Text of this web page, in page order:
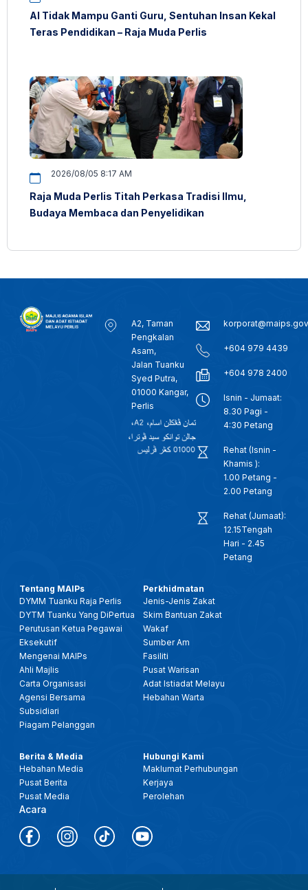
AI Tidak Mampu Ganti Guru, Sentuhan Insan Kekal
Teras Pendidikan – Raja Muda Perlis
2026/08/05 8:17 AM
Raja Muda Perlis Titah Perkasa Tradisi Ilmu,
Budaya Membaca dan Penyelidikan
A2, Taman
Pengkalan
Asam,
Jalan Tuanku
Syed Putra,
01000 Kangar,
Perlis
+604 979 4439
+604 978 2400
Isnin - Jumaat:
8.30 Pagi -
4:30 Petang
Rehat (Isnin -
Khamis ):
1.00 Petang -
2.00 Petang
Rehat (Jumaat):
12.15Tengah
Hari - 2.45
Petang
Tentang MAIPs
DYMM Tuanku Raja Perlis
DYTM Tuanku Yang DiPertua
Perutusan Ketua Pegawai
Eksekutif
Mengenai MAIPs
Ahli Majlis
Carta Organisasi
Agensi Bersama
Subsidiari
Piagam Pelanggan
Perkhidmatan
Jenis-Jenis Zakat
Skim Bantuan Zakat
Wakaf
Sumber Am
Fasiliti
Pusat Warisan
Adat Istiadat Melayu
Hebahan Warta
Berita & Media
Hebahan Media
Pusat Berita
Pusat Media
Acara
Hubungi Kami
Maklumat Perhubungan
Kerjaya
Perolehan